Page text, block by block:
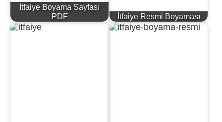
İtfaiye Boyama Sayfası
PDF
İtfaiye Resmi Boyaması